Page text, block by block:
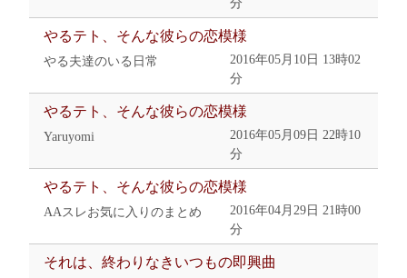
分
やるテト、そんな彼らの恋模様
やる夫達のいる日常
2016年05月10日 13時02
分
やるテト、そんな彼らの恋模様
Yaruyomi
2016年05月09日 22時10
分
やるテト、そんな彼らの恋模様
AAスレお気に入りのまとめ
2016年04月29日 21時00
分
それは、終わりなきいつもの即興曲